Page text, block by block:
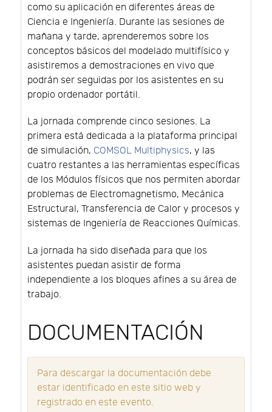
como su aplicación en diferentes áreas de
Ciencia e Ingeniería. Durante las sesiones de
mañana y tarde, aprenderemos sobre los
conceptos básicos del modelado multifísico y
asistiremos a demostraciones en vivo que
podrán ser seguidas por los asistentes en su
propio ordenador portátil.
La jornada comprende cinco sesiones. La
primera está dedicada a la plataforma principal
de simulación, COMSOL Multiphysics, y las
cuatro restantes a las herramientas específicas
de los Módulos físicos que nos permiten abordar
problemas de Electromagnetismo, Mecánica
Estructural, Transferencia de Calor y procesos y
sistemas de Ingeniería de Reacciones Químicas.
La jornada ha sido diseñada para que los
asistentes puedan asistir de forma
independiente a los bloques afines a su área de
trabajo.
DOCUMENTACIÓN
Para descargar la documentación debe
estar identificado en este sitio web y
registrado en este evento.